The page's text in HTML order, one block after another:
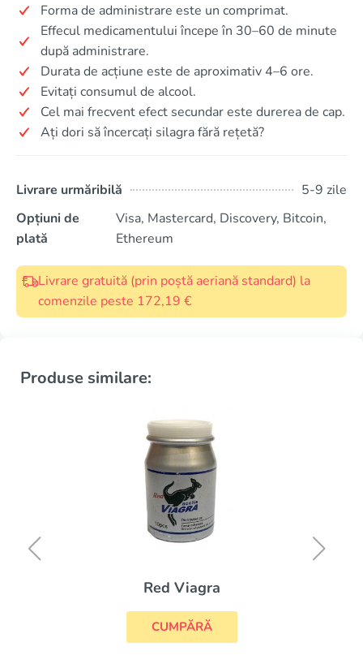
Forma de administrare este un comprimat.
Effecul medicamentului începe în 30–60 de minute
după administrare.
Durata de acțiune este de aproximativ 4–6 ore.
Evitați consumul de alcool.
Cel mai frecvent efect secundar este durerea de cap.
Ați dori să încercați silagra fără rețetă?
Livrare urmăribilă
5-9 zile
Opțiuni de
plată
Visa, Mastercard, Discovery, Bitcoin,
Ethereum
Livrare gratuită (prin poștă aeriană standard) la
comenzile peste 172,19 €
Produse similare:
Red Viagra
CUMPĂRĂ